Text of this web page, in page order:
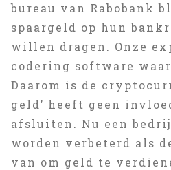
bureau van Rabobank
spaargeld op hun
willen dragen. Onze
codering software
Daarom is de
geld’ heeft geen
afsluiten. Nu een
worden verbeterd als
van om geld te